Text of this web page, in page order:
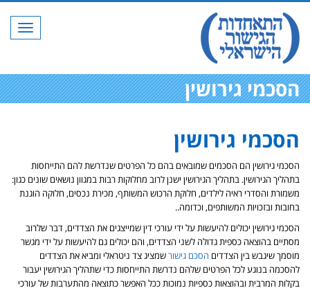
תפריט
הסכמי גירושין
הסכמי גירושין
הסכמי גירושין הם הסכמים שמובאים בהם כל הפרטים שנדרשת להם התייחסות
בתהליך הגירושין. בתהליך הגירושין ישנן לרוב מחלוקות רבות במגוון נושאים שונים כגון:
משמורת והסדרי ראיה לילדים, חלוקת הרכוש המשותף, מכירת נכסים, חלוקה הוגנת
בחובות ובזכויות המשותפים, וכדומה..
הסכמי גירושין יכולים להיעשות על ידי עורכי דין שמייצגים את הצדדים, דבר שלרוב
מסתיים בהוצאה כספית גדולה לשני הצדדים, והם יכולים גם להיעשות על ידי מגשר
מוסמך שיגבש בין הצדדים הסכם גישורשמציג צד ניטראלי ומביא את הצדדים
להסכמה בנוגע לכל הפרטים שלהם נדרשת התייחסות כדי שתהליך הגירושין יעבור
בקלות המרבית ובהוצאות כספיות נמוכות ככל האפשר כתוצאה מהתערבות של עורכי